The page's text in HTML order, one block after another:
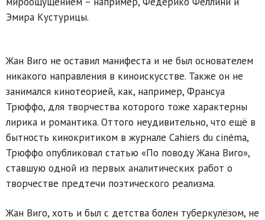
Эмира Кустурицы.
Жан Виго не оставил манифеста и не был основателем
никакого направления в киноискусстве. Также он не
занимался кинотеорией, как, например, Франсуа
Трюффо, для творчества которого тоже характерны
лирика и романтика. Оттого неудивительно, что ещё в
бытность кинокритиком в журнале Cahiers du cinéma,
Трюффо опубликовал статью «По поводу Жана Виго»,
ставшую одной из первых аналитических работ о
творчестве предтечи поэтического реализма.
Жан Виго, хоть и был с детства болен туберкулёзом, не